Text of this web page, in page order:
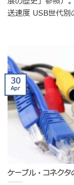
送速度 USB世代
ケーブル・コネクタ
30
Apr